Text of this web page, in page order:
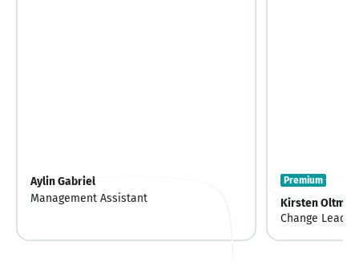
Aylin Gabriel
Management Assistant
Premium
Kirsten Oltmer
Change